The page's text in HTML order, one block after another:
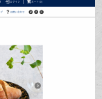
の「小倉織」として誕